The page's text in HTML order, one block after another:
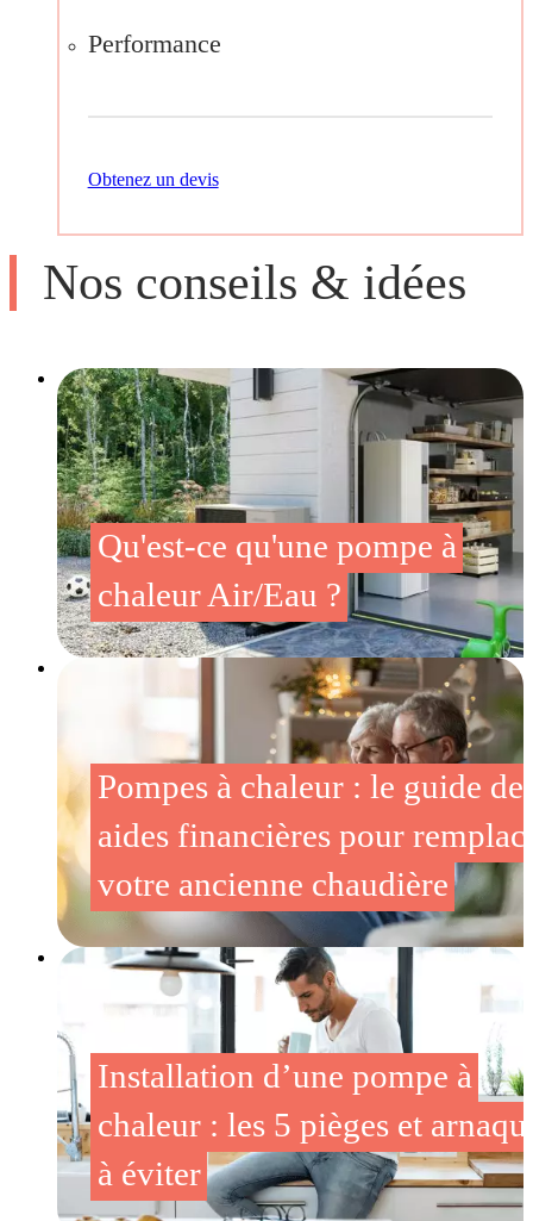
Performance
Obtenez un devis
Nos conseils & idées
Qu'est-ce qu'une pompe à
chaleur Air/Eau ?
Pompes à chaleur : le guide
aides financières pour
votre ancienne chaudière
Installation d’une pompe à
chaleur : les 5 pièges et
à éviter